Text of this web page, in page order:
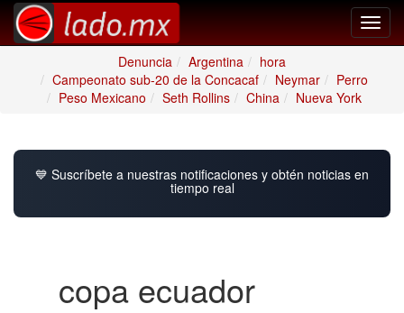
Denuncia
Argentina
hora
Campeonato sub-20 de la Concacaf
Neymar
Perro
Peso Mexicano
Seth Rollins China Nueva York
💙 Suscríbete a nuestras notificaciones y obtén noticias en
tiempo real
copa ecuador